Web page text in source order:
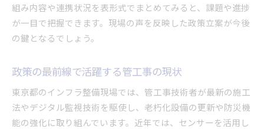
組み内容や連携状況を表形式でまとめてみると、課題や進捗
が一目で把握できます。現場の声を反映した政策立案が今後
の鍵となるでしょう。
政策の最前線で活躍する管工事の現状
東京都のインフラ整備現場では、管工事技術者が最新の施工
法やデジタル監視技術を駆使し、老朽化設備の更新や防災機
能の強化に取り組んでいます。近年では、センサーを活用し